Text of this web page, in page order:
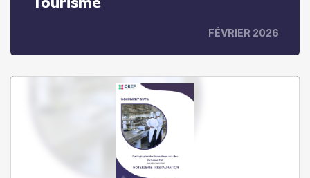
FÉVRIER 2026